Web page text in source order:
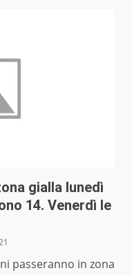
gialla lunedì
14. Venerdì le
passeranno in zona